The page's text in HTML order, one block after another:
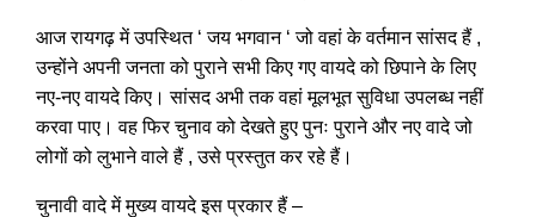
आज रायगढ़ में उपस्थित ‘ जय भगवान ‘ जो वहां के वर्तमान सांसद हैं ,
उन्होंने अपनी जनता को पुराने सभी किए गए वायदे को छिपाने के लिए
नए-नए वायदे किए। सांसद अभी तक वहां मूलभूत सुविधा उपलब्ध नहीं
करवा पाए। वह फिर चुनाव को देखते हुए पुनः पुराने और नए वादे जो
लोगों को लुभाने वाले हैं , उसे प्रस्तुत कर रहे हैं।
चुनावी वादे में मुख्य वायदे इस प्रकार हैं –